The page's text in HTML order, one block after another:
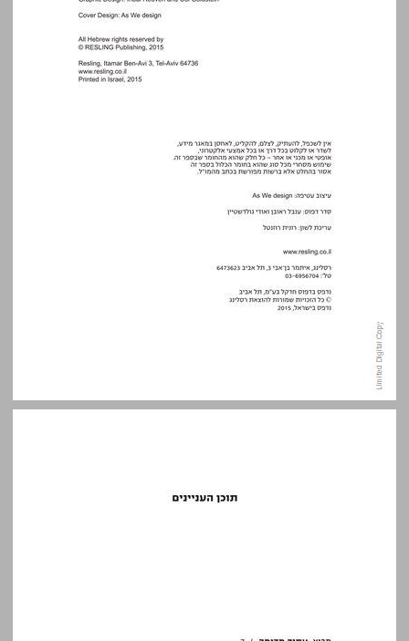
תוכן העניינים ... 5